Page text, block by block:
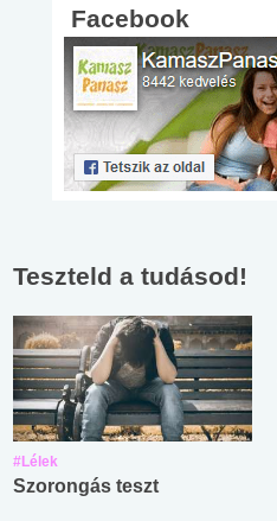
Facebook
Teszteld a tudásod!
#Lélek
Szorongás teszt